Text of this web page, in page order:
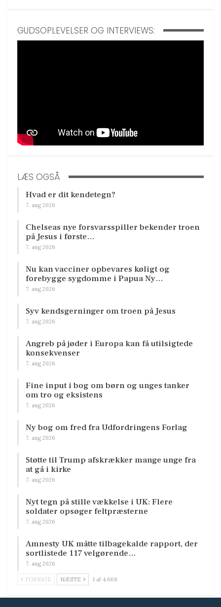
GUDSOPLEVELSER OG INTERVIEWS:
LÆS OGSÅ
Hvad er dit kendetegn?
7. aug 2026
Chelseas nye forsvarsspiller bekender troen
på Jesus i første…
7. aug 2026
Nu kan vacciner opbevares køligt og
forebygge sygdomme i Papua Ny…
7. aug 2026
Syv kendsgerninger om troen på Jesus
7. aug 2026
Angreb på jøder i Europa kan få utilsigtede
konsekvenser
7. aug 2026
Fine input i bog om børn og unges tanker
om tro og eksistens
7. aug 2026
Ny bog om fred fra Udfordringens Forlag
7. aug 2026
Støtte til Trump afskrækker mange unge fra
at gå i kirke
7. aug 2026
Nyt tegn på stille vækkelse i UK: Flere
soldater opsøger feltpræsterne
7. aug 2026
Amnesty UK måtte tilbagekalde rapport, der
sortlistede 117 velgørende…
7. aug 2026
FORRIGE NÆSTE 1 af 4.668